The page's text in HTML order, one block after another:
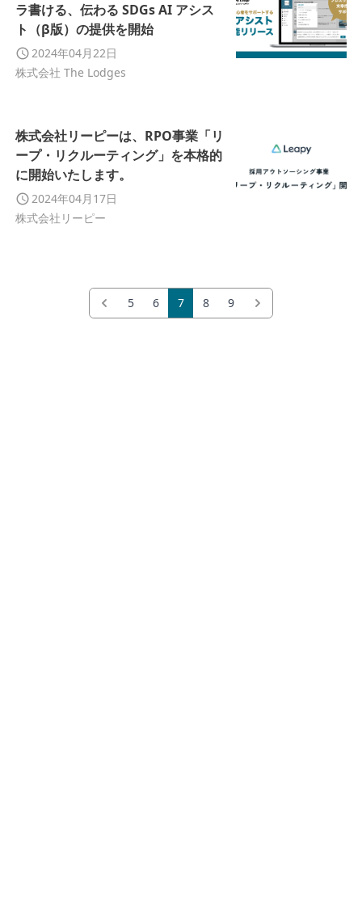
ラ書ける、伝わる SDGs AI アシス
ト（β版）の提供を開始
2024年04月22日
株式会社 The Lodges
株式会社リーピーは、RPO事業「リ
ープ・リクルーティング」を本格的
に開始いたします。
2024年04月17日
株式会社リーピー
5 6 7 8 9